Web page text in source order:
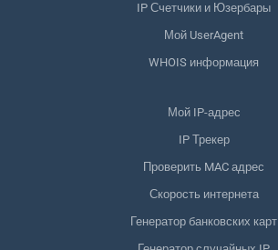
IP Счетчики и Юзербары
Мой UserAgent
WHOIS информация
Мой IP-адрес
IP Трекер
Проверить MAC адрес
Скорость интернета
Генератор банковских карт